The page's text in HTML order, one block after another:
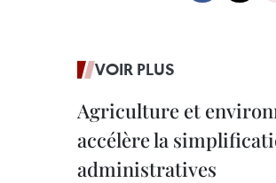
VOIR PLUS
Agriculture et
accélère la
administratives